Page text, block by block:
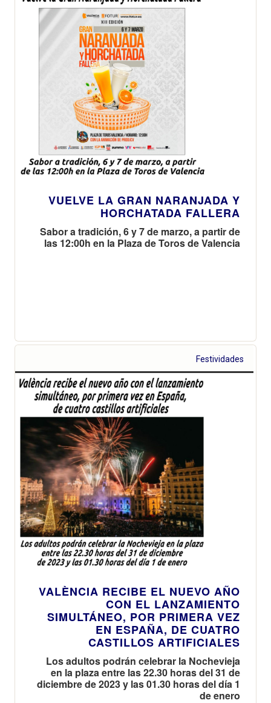
VUELVE LA GRAN NARANJADA Y
HORCHATADA FALLERA
Sabor a tradición, 6 y 7 de marzo, a partir de
las 12:00h en la Plaza de Toros de Valencia
Festividades
VALÈNCIA RECIBE EL NUEVO AÑO
CON EL LANZAMIENTO
SIMULTÁNEO, POR PRIMERA VEZ
EN ESPAÑA, DE CUATRO
CASTILLOS ARTIFICIALES
Los adultos podrán celebrar la Nochevieja
en la plaza entre las 22.30 horas del 31 de
diciembre de 2023 y las 01.30 horas del día 1
de enero